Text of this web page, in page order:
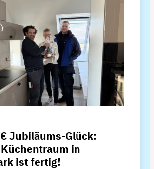
Jubiläums-Glück:
in
ist fertig!